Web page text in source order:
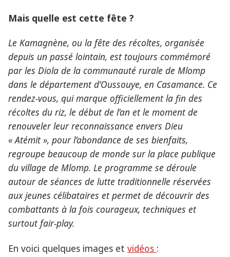
Mais quelle est cette fête ?
Le Kamagnène, ou la fête des récoltes, organisée
depuis un passé lointain, est toujours commémoré
par les Diola de la communauté rurale de Mlomp
dans le département d’Oussouye, en Casamance. Ce
rendez-vous, qui marque officiellement la fin des
récoltes du riz, le début de l’an et le moment de
renouveler leur reconnaissance envers Dieu
« Atémit », pour l’abondance de ses bienfaits,
regroupe beaucoup de monde sur la place publique
du village de Mlomp. Le programme se déroule
autour de séances de lutte traditionnelle réservées
aux jeunes célibataires et permet de découvrir des
combattants à la fois courageux, techniques et
surtout fair-play.
En voici quelques images et vidéos :